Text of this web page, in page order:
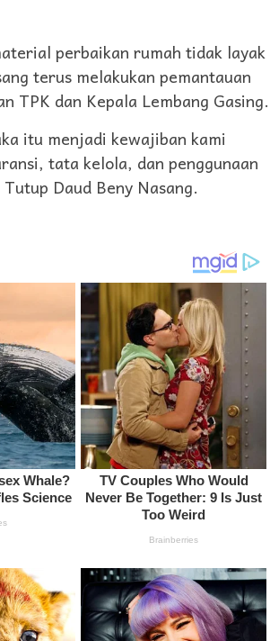
perbaikan rumah tidak layak
terus melakukan pemantauan
TPK dan Kepala Lembang Gasing.
itu menjadi kewajiban kami
tata kelola, dan penggunaan
Daud Beny Nasang.